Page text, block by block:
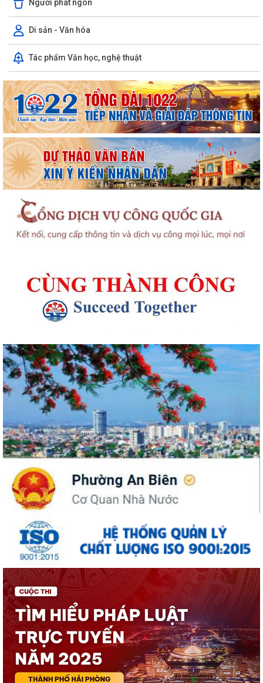
Người phát ngôn
Di sản - Văn hóa
Tác phẩm Văn học, nghệ thuật